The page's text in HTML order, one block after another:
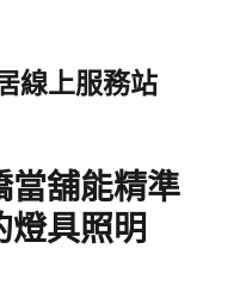
線上服務站
當舖能精準
燈具照明